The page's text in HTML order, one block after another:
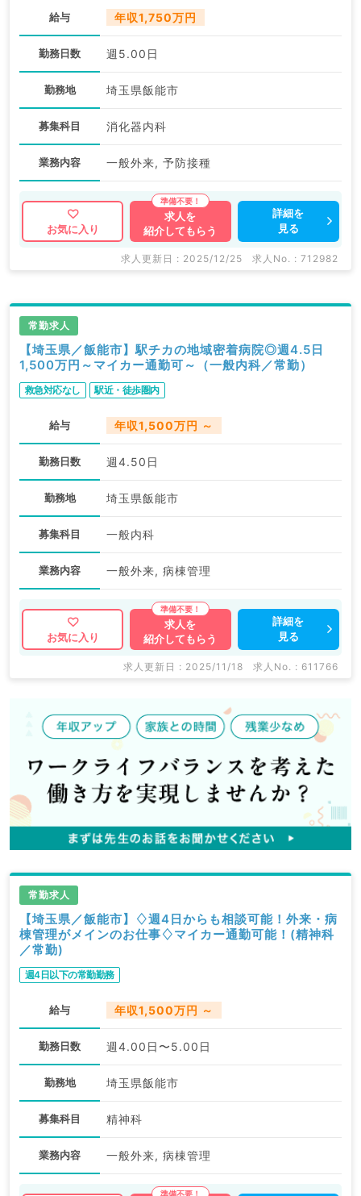
給与 年収1,750万円
勤務日数 週5.00日
勤務地 埼玉県飯能市
募集科目 消化器内科
業務内容 一般外来, 予防接種
お気に入り
求人を
紹介してもらう
詳細を
見る
求人更新日 : 2025/12/25 求人No. : 712982
常勤求人
【埼玉県／飯能市】駅チカの地域密着病院◎週4.5日
1,500万円～マイカー通勤可～（一般内科／常勤）
救急対応なし 駅近・徒歩圏内
給与 年収1,500万円 ～
勤務日数 週4.50日
勤務地 埼玉県飯能市
募集科目 一般内科
業務内容 一般外来, 病棟管理
お気に入り
求人を
紹介してもらう
詳細を
見る
求人更新日 : 2025/11/18 求人No. : 611766
常勤求人
【埼玉県／飯能市】♢週4日からも相談可能！外来・病
棟管理がメインのお仕事♢マイカー通勤可能！(精神科
／常勤)
週4日以下の常勤勤務
給与 年収1,500万円 ～
勤務日数 週4.00日〜5.00日
勤務地 埼玉県飯能市
募集科目 精神科
業務内容 一般外来, 病棟管理